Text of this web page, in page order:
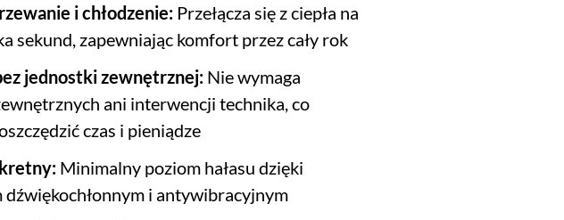
i chłodzenie: Przełącza się z ciepła na
sekund, zapewniając komfort przez cały rok
jednostki zewnętrznej: Nie wymaga
ani interwencji technika, co
czas i pieniądze
Minimalny poziom hałasu dzięki
dźwiękochłonnym i antywibracyjnym